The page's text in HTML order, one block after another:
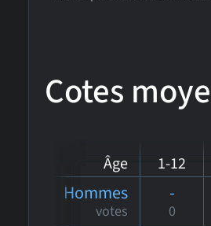
Cotes
Âge 1-12
Hommes
votes
-
0